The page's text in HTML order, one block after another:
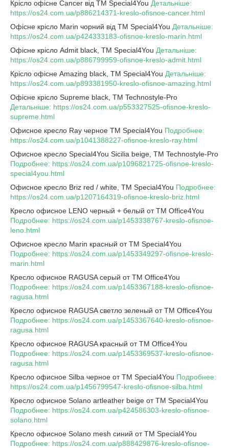
Крісло офісне Cancer від TM Special4You Детальніше:
https://os24.com.ua/p886214371-kreslo-ofisnoe-cancer.html
Офісне крісло Marin чорний від TM Special4You Детальніше:
https://os24.com.ua/p424333183-ofisnoe-kreslo-marin.html
Офісне крісло Admit black, TM Special4You Детальніше:
https://os24.com.ua/p886799959-ofisnoe-kreslo-admit.html
Крісло офісне Amazing black, TM Special4You Детальніше:
https://os24.com.ua/p893381950-kreslo-ofisnoe-amazing.html
Офісне крісло Supreme black, TM Technostyle-Pro
Детальніше: https://os24.com.ua/p553327525-ofisnoe-kreslo-
supreme.html
Офисное кресло Ray черное ТМ Special4You Подробнее:
https://os24.com.ua/p1041388227-ofisnoe-kreslo-ray.html
Офисное кресло Special4You Sicilia beige, TM Technostyle-Pro
Подробнее: https://os24.com.ua/p1096821725-ofisnoe-kreslo-
special4you.html
Офисное кресло Briz red / white, TM Special4You Подробнее:
https://os24.com.ua/p1207164319-ofisnoe-kreslo-briz.html
Кресло офисное LENO черный + белый от TM Office4You
Подробнее: https://os24.com.ua/p1453338767-kreslo-ofisnoe-
leno.html
Офисное кресло Marin красный от TM Special4You
Подробнее: https://os24.com.ua/p1453349297-ofisnoe-kreslo-
marin.html
Кресло офисное RAGUSA серый от TM Office4You
Подробнее: https://os24.com.ua/p1453367188-kreslo-ofisnoe-
ragusa.html
Кресло офисное RAGUSA светло зеленый от TM Office4You
Подробнее: https://os24.com.ua/p1453367640-kreslo-ofisnoe-
ragusa.html
Кресло офисное RAGUSA красный от TM Office4You
Подробнее: https://os24.com.ua/p1453369537-kreslo-ofisnoe-
ragusa.html
Кресло офисное Silba черное от TM Special4You Подробнее:
https://os24.com.ua/p1456799547-kreslo-ofisnoe-silba.html
Кресло офисное Solano artleather beige от TM Special4You
Подробнее: https://os24.com.ua/p424586303-kreslo-ofisnoe-
solano.html
Кресло офисное Solano mesh синий от TM Special4You
Подробнее: https://os24.com.ua/p888429876-kreslo-ofisnoe-